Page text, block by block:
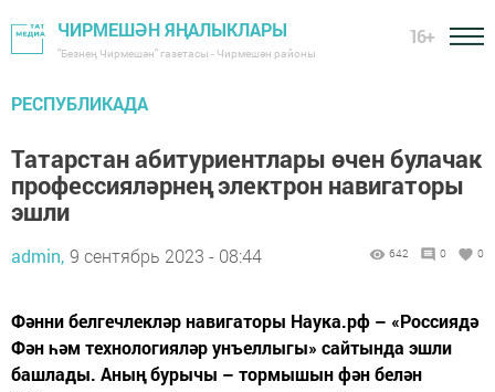
ЧИРМЕШӘН ЯҢАЛЫКЛАРЫ
"Безнең Чирмешән" газетасы - Чирмешән районы
16+
РЕСПУБЛИКАДА
Татарстан абитуриентлары өчен булачак
профессияләрнең электрон навигаторы
эшли
admin, 9 сентябрь 2023 - 08:44 642 0 0
Фәнни белгечлекләр навигаторы Наука.рф – «Россиядә
Фән һәм технологияләр унъеллыгы» сайтында эшли
башлады. Аның бурычы – тормышын фән белән